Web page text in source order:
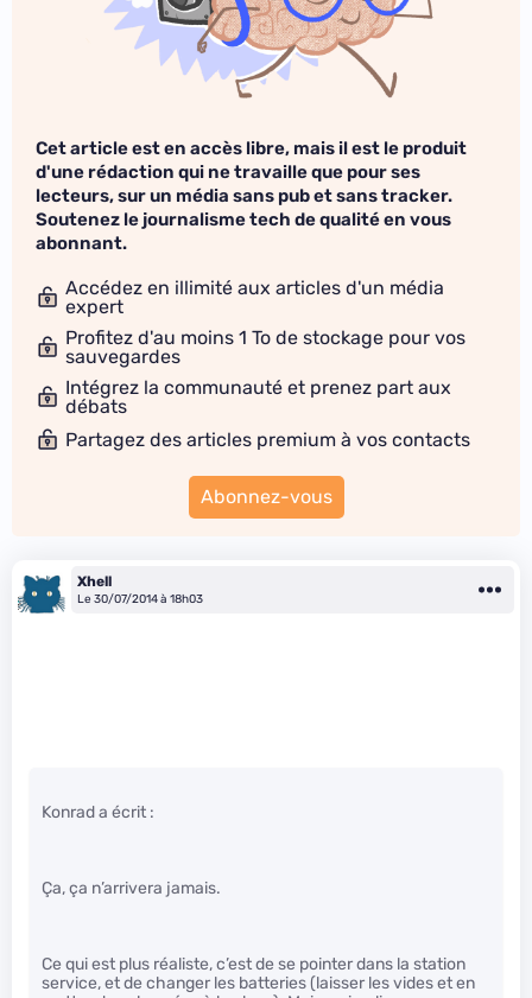
Cet article est en accès libre, mais il est le produit
d'une rédaction qui ne travaille que pour ses
lecteurs, sur un média sans pub et sans tracker.
Soutenez le journalisme tech de qualité en vous
abonnant.
Accédez en illimité aux articles d'un média
expert
Profitez d'au moins 1 To de stockage pour vos
sauvegardes
Intégrez la communauté et prenez part aux
débats
Partagez des articles premium à vos contacts
Abonnez-vous
Xhell
Le 30/07/2014 à 18h03
Konrad a écrit :
Ça, ça n’arrivera jamais.
Ce qui est plus réaliste, c’est de se pointer dans la station
service, et de changer les batteries (laisser les vides et en